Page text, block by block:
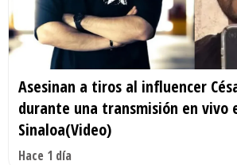
Asesinan a tiros al influencer
durante una transmisión en vivo
Sinaloa(Video)
Hace 1 día